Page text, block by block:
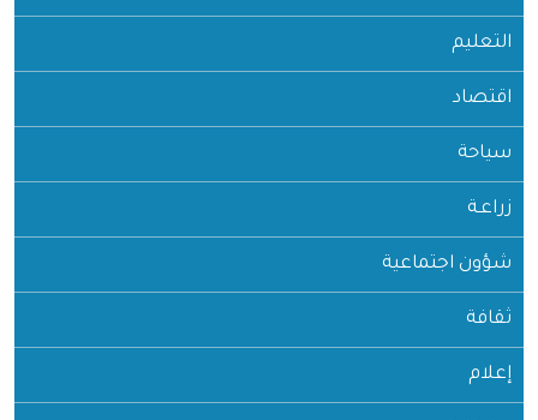
التعليم
اقتصاد
سياحة
زراعـة
شؤون اجتماعية
ثقافة
إعلام